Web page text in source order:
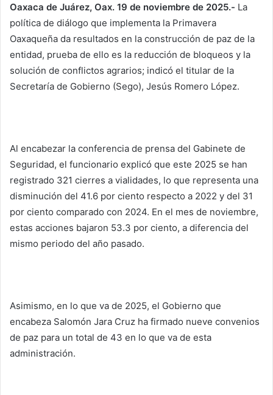
Oaxaca de Juárez, Oax. 19 de noviembre de 2025.- La
política de diálogo que implementa la Primavera
Oaxaqueña da resultados en la construcción de paz de la
entidad, prueba de ello es la reducción de bloqueos y la
solución de conflictos agrarios; indicó el titular de la
Secretaría de Gobierno (Sego), Jesús Romero López.
Al encabezar la conferencia de prensa del Gabinete de
Seguridad, el funcionario explicó que este 2025 se han
registrado 321 cierres a vialidades, lo que representa una
disminución del 41.6 por ciento respecto a 2022 y del 31
por ciento comparado con 2024. En el mes de noviembre,
estas acciones bajaron 53.3 por ciento, a diferencia del
mismo periodo del año pasado.
Asimismo, en lo que va de 2025, el Gobierno que
encabeza Salomón Jara Cruz ha firmado nueve convenios
de paz para un total de 43 en lo que va de esta
administración.